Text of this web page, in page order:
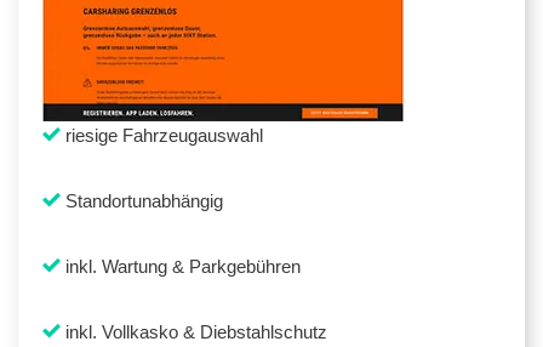
riesige Fahrzeugauswahl
Standortunabhängig
inkl. Wartung & Parkgebühren
inkl. Vollkasko & Diebstahlschutz